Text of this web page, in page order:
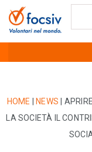
HOME NEWS
LA SOCIETÀ IL